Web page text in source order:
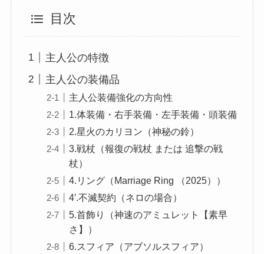
目次
主人公の特徴
主人公の装備品
主人公装備強化の方向性
1.体装備・右手装備・左手装備・頭装備
2.星火のカリヨン（神秘の鈴）
3.戦杖（報復の戦杖 または 追撃の戦
杖）
4.リング（Marriage Ring （2025））
4′.不滅契約（ネロの場合）
5.首飾り（神速のアミュレット【素早
さ】）
6.スフィア（アブソルスフィア）